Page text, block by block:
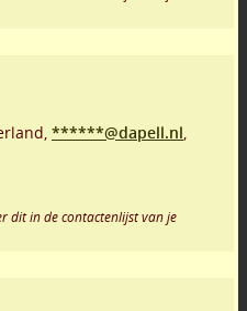
******@dapell.nl
dit in de contactenlijst van je